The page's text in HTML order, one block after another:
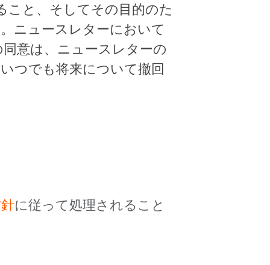
こと、そしてその目的のた
ニュースレターにおいて
意は、ニュースレターの
つでも将来について撤回
に従って処理されること